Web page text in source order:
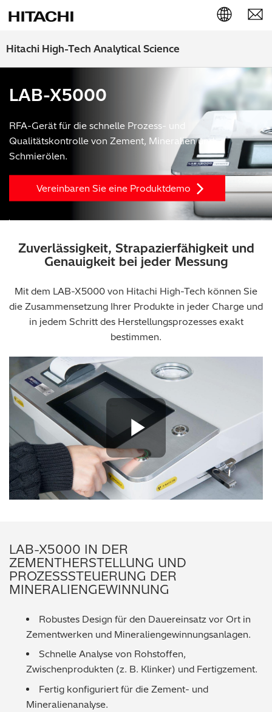
Hitachi High-Tech Analytical Science
English (EN)
日本語 (JP)
LAB-X5000
RFA-Gerät für die schnelle Prozess- und
Qualitätskontrolle von Zement, Mineralien und
Schmierölen.
Vereinbaren Sie eine Produktdemo
Zuverlässigkeit, Strapazierfähigkeit und
Genauigkeit bei jeder Messung
Mit dem LAB-X5000 von Hitachi High-Tech können Sie
die Zusammensetzung Ihrer Produkte in jeder Charge und
in jedem Schritt des Herstellungsprozesses exakt
bestimmen.
Play
LAB-X5000 IN DER
ZEMENTHERSTELLUNG UND
PROZESSSTEUERUNG DER
MINERALIENGEWINNUNG
Robustes Design für den Dauereinsatz vor Ort in
Zementwerken und Mineraliengewinnungsanlagen.
Schnelle Analyse von Rohstoffen,
Zwischenprodukten (z. B. Klinker) und Fertigzement.
Fertig konfiguriert für die Zement- und
Mineralienanalyse.